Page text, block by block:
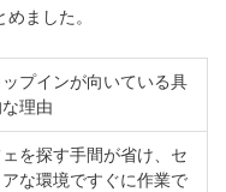
ました。
ップインが向いている具
理由
を探す手間が省け、セ
な環境ですぐに作業で